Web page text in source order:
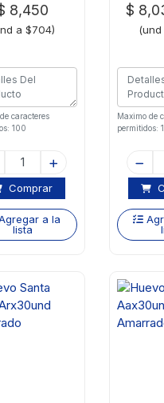
8,450
a $704)
caracteres
100
Comprar
a la
lista
$
(und
Maximo de
permitidos: